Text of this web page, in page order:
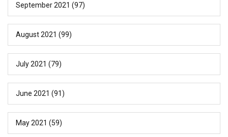
September 2021 (97)
August 2021 (99)
July 2021 (79)
June 2021 (91)
May 2021 (59)